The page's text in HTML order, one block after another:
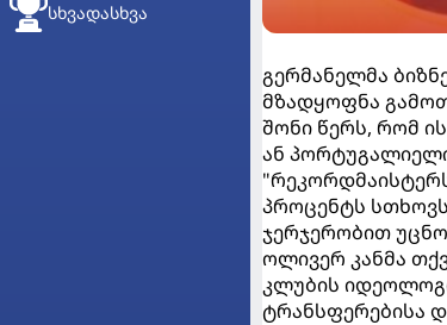
ᲡᲮᲕᲐᲓᲐᲡᲮᲕᲐ
გერმანელმა
მზადყოფნა
შონი წერს, რომ
ან
პროცენტს
ჯერჯერობით
ოლივერ კანმა
კლუბის
ტრანსფერებისა